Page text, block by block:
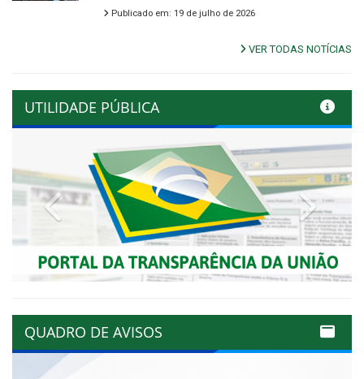
Publicado em: 19 de julho de 2026
VER TODAS NOTÍCIAS
UTILIDADE PÚBLICA
Previous Next
QUADRO DE AVISOS